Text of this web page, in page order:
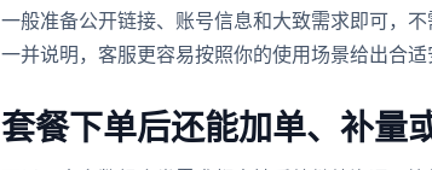
一般准备公开链接、账号信息和大致需求即可，
一并说明，客服更容易按照你的使用场景给出合适
套餐下单后还能加单、补量